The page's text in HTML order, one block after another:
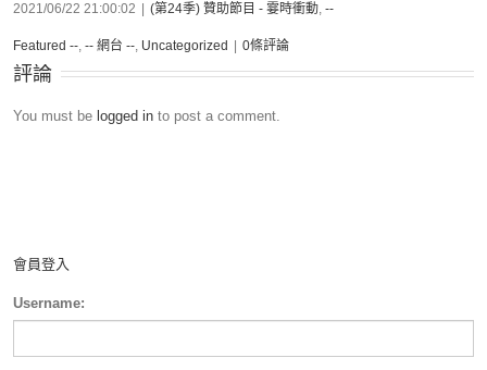
2021/06/22 21:00:02 (第24季) 贊助節目 - 霎時衝動, --
Featured --, -- 網台 --, Uncategorized 0條評論
評論
You must be logged in to post a comment.
會員登入
Username: